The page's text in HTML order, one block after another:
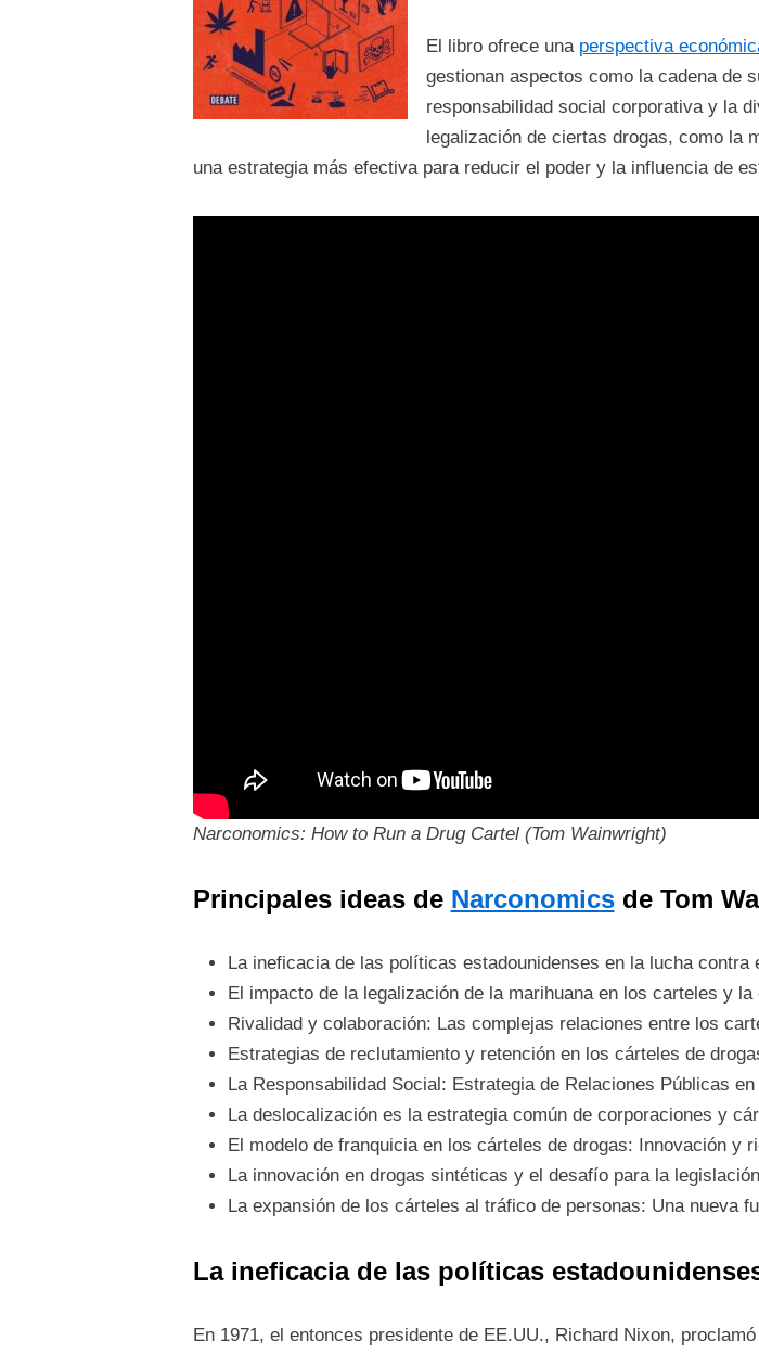
El libro ofrece una perspectiva
gestionan aspectos como la cadena de
responsabilidad social corporativa y la
legalización de ciertas drogas, como la
una estrategia más efectiva para reducir el poder y la influencia de
Narconomics: How to Run a Drug Cartel (Tom Wainwright)
Principales ideas de Narconomicsde Tom
La ineficacia de las políticas estadounidenses en la lucha contra
El impacto de la legalización de la marihuana en los carteles y la
Rivalidad y colaboración: Las complejas relaciones entre los
Estrategias de reclutamiento y retención en los cárteles de
La Responsabilidad Social: Estrategia de Relaciones Públicas
La deslocalización es la estrategia común de corporaciones y
El modelo de franquicia en los cárteles de drogas: Innovación y
La innovación en drogas sintéticas y el desafío para la
La expansión de los cárteles al tráfico de personas: Una nueva
La ineficacia de las políticas
En 1971, el entonces presidente de EE.UU., Richard Nixon,